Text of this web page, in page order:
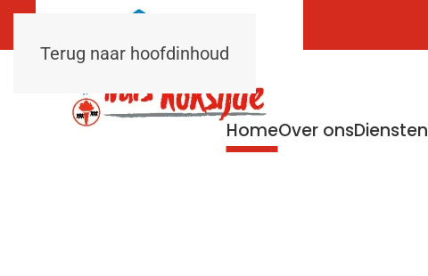
Terug naar hoofdinhoud
HomeOver onsDiensten